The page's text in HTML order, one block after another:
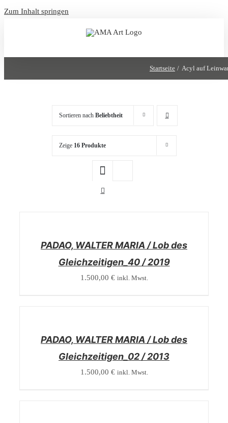
Zum Inhalt springen
Startseite Acyl auf
Sortieren nach Beliebtheit
Zeige 16 Produkte
PADAO, WALTER MARIA / Lob des
Gleichzeitigen_40 / 2019
1.500,00 € inkl. Mwst.
PADAO, WALTER MARIA / Lob des
Gleichzeitigen_02 / 2013
1.500,00 € inkl. Mwst.